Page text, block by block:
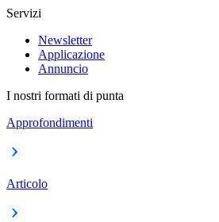
Servizi
Newsletter
Applicazione
Annuncio
I nostri formati di punta
Approfondimenti
Articolo